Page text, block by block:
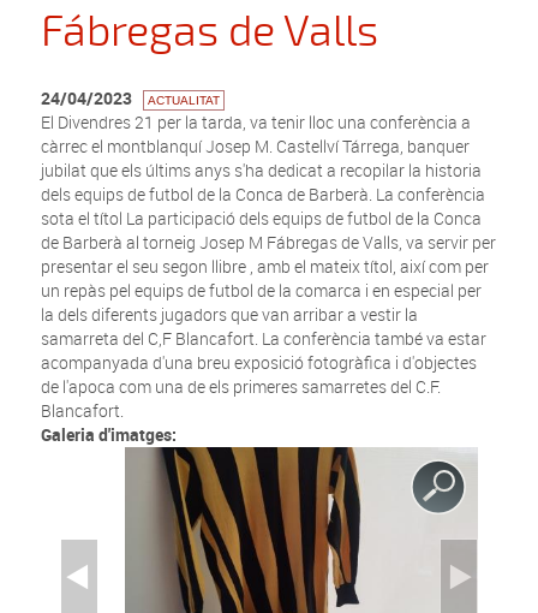
Fábregas de Valls
24/04/2023 ACTUALITAT
El Divendres 21 per la tarda, va tenir lloc una conferència a
càrrec el montblanquí Josep M. Castellví Tárrega, banquer
jubilat que els últims anys s'ha dedicat a recopilar la historia
dels equips de futbol de la Conca de Barberà. La conferència
sota el títol La participació dels equips de futbol de la Conca
de Barberà al torneig Josep M Fábregas de Valls, va servir per
presentar el seu segon llibre , amb el mateix títol, així com per
un repàs pel equips de futbol de la comarca i en especial per
la dels diferents jugadors que van arribar a vestir la
samarreta del C,F Blancafort. La conferència també va estar
acompanyada d'una breu exposició fotogràfica i d'objectes
de l'apoca com una de els primeres samarretes del C.F.
Blancafort.
Galeria d'imatges: